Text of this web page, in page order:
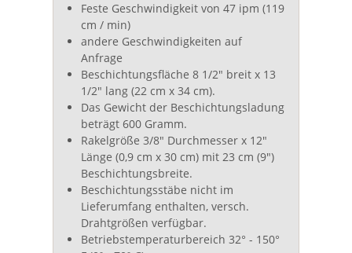
Feste Geschwindigkeit von 47 ipm (119
cm / min)
andere Geschwindigkeiten auf
Anfrage
Beschichtungsfläche 8 1/2" breit x 13
1/2" lang (22 cm x 34 cm).
Das Gewicht der Beschichtungsladung
beträgt 600 Gramm.
Rakelgröße 3/8" Durchmesser x 12"
Länge (0,9 cm x 30 cm) mit 23 cm (9")
Beschichtungsbreite.
Beschichtungsstäbe nicht im
Lieferumfang enthalten, versch.
Drahtgrößen verfügbar.
Betriebstemperaturbereich 32° - 150°